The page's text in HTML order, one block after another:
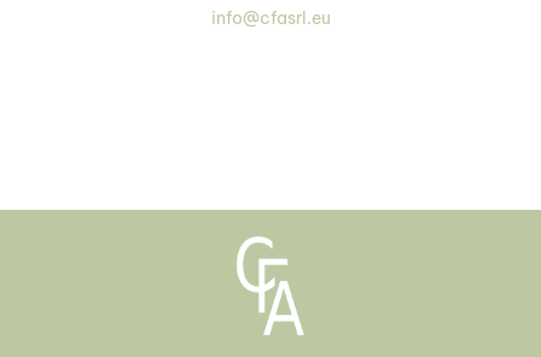
info@cfasrl.eu